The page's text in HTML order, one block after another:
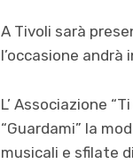
A Tivoli sarà
l’occasione
L’ Associazione
“Guardami” la
musicali e sfilate